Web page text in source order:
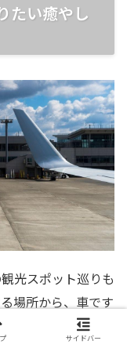
たい癒やし
光スポット巡りも
場所から、車です
喫できるおすすめ
サイドバー